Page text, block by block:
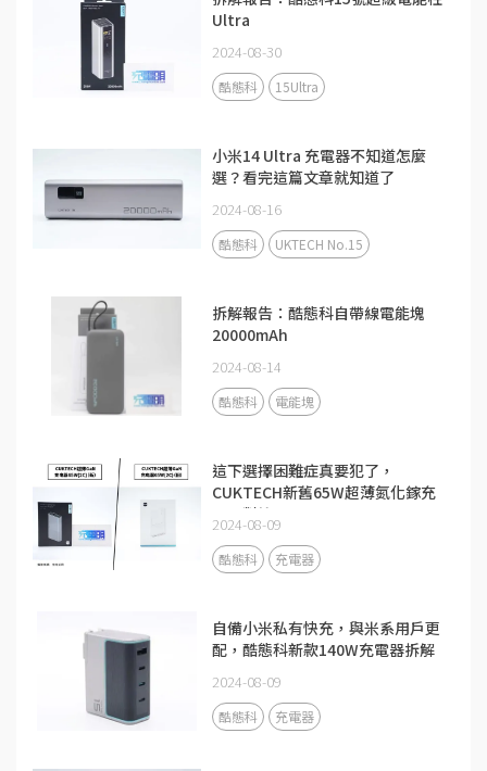
Ultra
2024-08-30
酷態科 15Ultra
小米14 Ultra 充電器不知道怎麼
選？看完這篇文章就知道了
2024-08-16
酷態科 UKTECH No.15
拆解報告：酷態科自帶線電能塊
20000mAh
2024-08-14
酷態科 電能塊
這下選擇困難症真要犯了，
CUKTECH新舊65W超薄氮化鎵充
電器對比
2024-08-09
酷態科 充電器
自備小米私有快充，與米系用戶更
配，酷態科新款140W充電器拆解
2024-08-09
酷態科 充電器